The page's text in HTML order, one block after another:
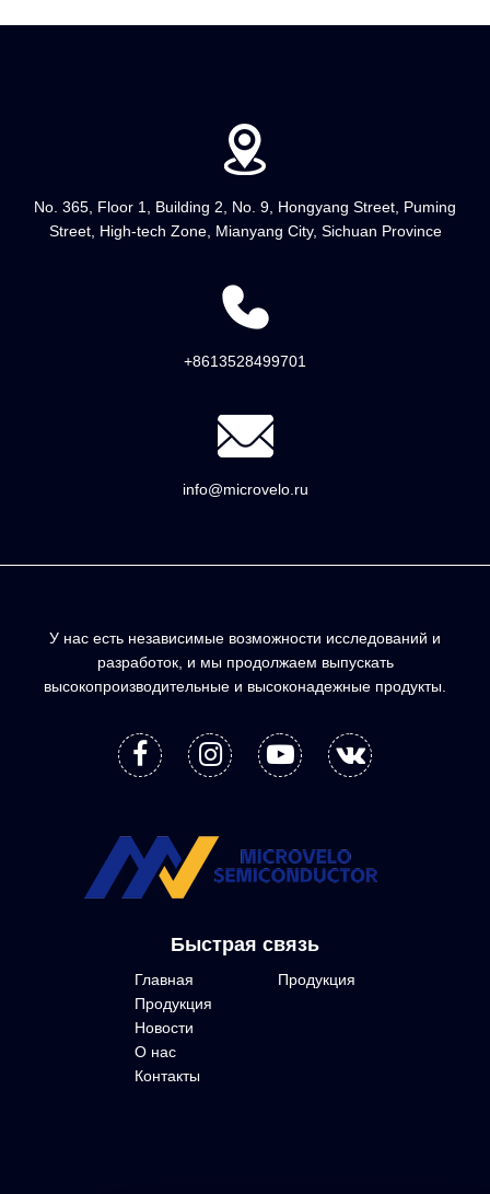
No. 365, Floor 1, Building 2, No. 9, Hongyang Street, Puming
Street, High-tech Zone, Mianyang City, Sichuan Province
+8613528499701
info@microvelo.ru
У нас есть независимые возможности исследований и
разработок, и мы продолжаем выпускать
высокопроизводительные и высоконадежные продукты.
Быстрая связь
Главная
Продукция
Новости
О нас
Контакты
Продукция